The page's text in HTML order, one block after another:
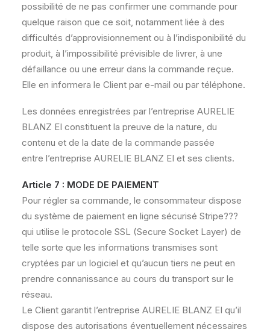
possibilité de ne pas confirmer une commande pour
quelque raison que ce soit, notamment liée à des
difficultés d’approvisionnement ou à l’indisponibilité du
produit, à l’impossibilité prévisible de livrer, à une
défaillance ou une erreur dans la commande reçue.
Elle en informera le Client par e-mail ou par téléphone.
Les données enregistrées par l’entreprise AURELIE
BLANZ EI constituent la preuve de la nature, du
contenu et de la date de la commande passée
entre l’entreprise AURELIE BLANZ EI et ses clients.
Article 7 : MODE DE PAIEMENT
Pour régler sa commande, le consommateur dispose
du système de paiement en ligne sécurisé Stripe???
qui utilise le protocole SSL (Secure Socket Layer) de
telle sorte que les informations transmises sont
cryptées par un logiciel et qu’aucun tiers ne peut en
prendre connanissance au cours du transport sur le
réseau.
Le Client garantit l’entreprise AURELIE BLANZ EI qu’il
dispose des autorisations éventuellement nécessaires